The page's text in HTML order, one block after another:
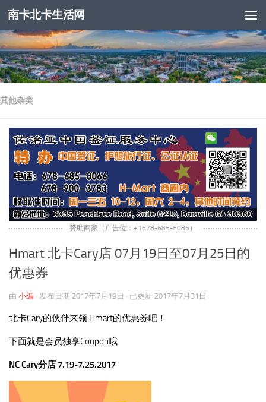
跳至内容
南卡北卡生活网
其他杂类
赞助商家（广告位：+1678-685-8086）
Hmart 北卡Cary店 07月19日至07月25日的
优惠券
由 小编 · 发布日期 2017年7月19日 · 已更新 2017年7月31日
北卡Cary的伙伴来领 Hmart的优惠券吧！
下面就是会员独享Coupon哦
NC Cary分店 7.19-7.25.2017